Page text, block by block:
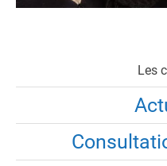
Les